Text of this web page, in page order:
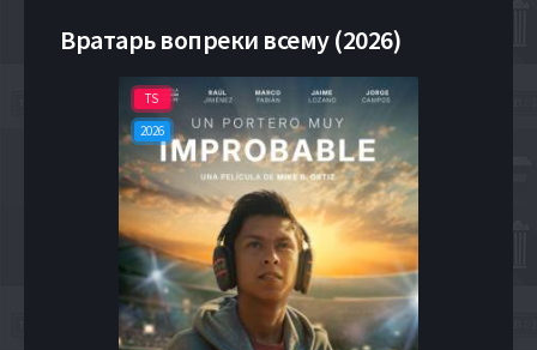
Вратарь вопреки всему (2026)
TS
2026